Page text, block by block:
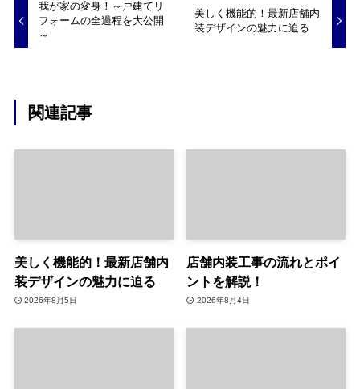
我が家の変身！～戸建てリ
フォームの全過程を大公開
～
美しく機能的！最新店舗内
装デザインの魅力に迫る
関連記事
美しく機能的！最新店舗内
装デザインの魅力に迫る
2026年8月5日
店舗内装工事の流れとポイ
ントを解説！
2026年8月4日